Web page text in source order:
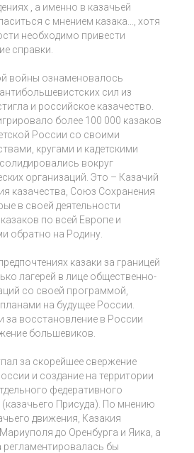
, а именно в казачьей
с мнением казака…, хотя
необходимо привести
справки.
войны ознаменовалось
сил из
и российское казачество.
более 100 000 казаков
России со своими
кругами и кадетскими
вокруг
организаций. Это – Казачий
казачества, Союз Сохранения
в своей деятельности
по всей Европе и
обратно на Родину.
казаки за границей
лагерей в лице общественно-
со своей программой,
на будущее России.
восстановление в России
большевиков.
за скорейшее свержение
и создание на территории
федеративного
(казачьего Присуда). По мнению
движения, Казакия
до Оренбурга и Яика, а
регламентировалась бы